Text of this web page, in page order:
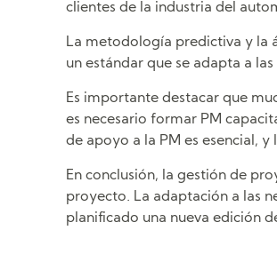
clientes de la industria del
La metodología predictiva y la
un estándar que se adapta a
Es importante destacar que
es necesario formar PM
de apoyo a la PM es esencial,
En conclusión, la gestión de
proyecto. La adaptación a las
planificado una nueva edición